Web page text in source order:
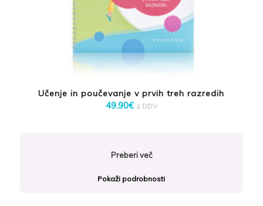
Učenje in poučevanje v prvih treh razredih
49.90€ z DDV
Preberi več
Pokaži podrobnosti